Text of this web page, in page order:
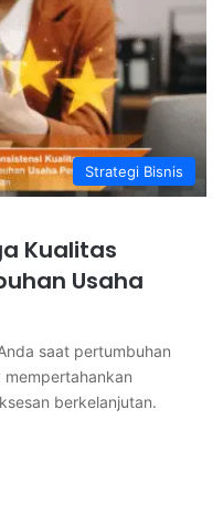
Strategi Bisnis
Kualitas
Usaha
saat pertumbuhan
berkelanjutan.